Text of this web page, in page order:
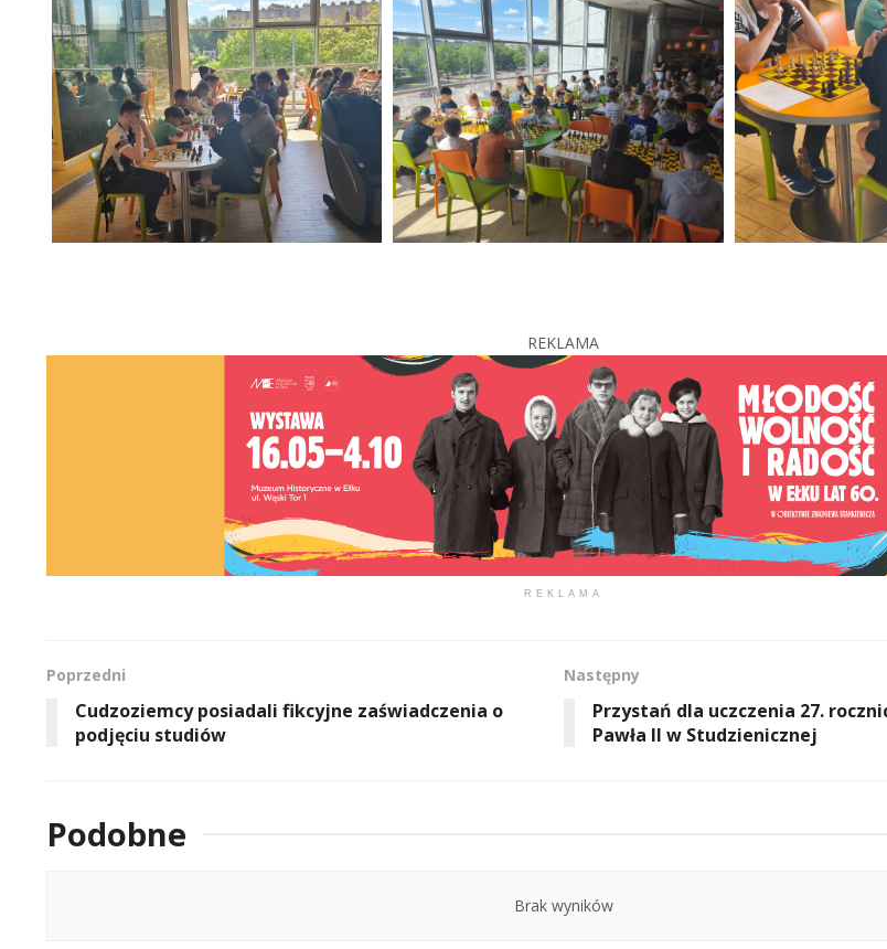
REKLAMA
REKLAMA
Poprzedni
Cudzoziemcy posiadali fikcyjne zaświadczenia o
podjęciu studiów
Następny
Przystań dla uczczenia 27.
Pawła II w Studzienicznej
Podobne
Brak wyników